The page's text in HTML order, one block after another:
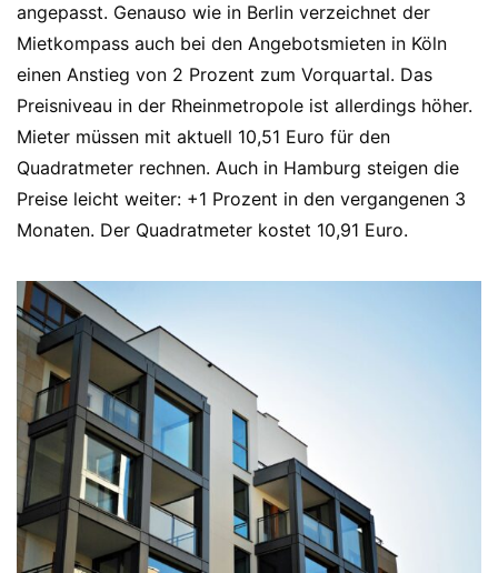
angepasst. Genauso wie in Berlin verzeichnet der
Mietkompass auch bei den Angebotsmieten in Köln
einen Anstieg von 2 Prozent zum Vorquartal. Das
Preisniveau in der Rheinmetropole ist allerdings höher.
Mieter müssen mit aktuell 10,51 Euro für den
Quadratmeter rechnen. Auch in Hamburg steigen die
Preise leicht weiter: +1 Prozent in den vergangenen 3
Monaten. Der Quadratmeter kostet 10,91 Euro.